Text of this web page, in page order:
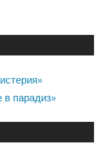
парадиз»